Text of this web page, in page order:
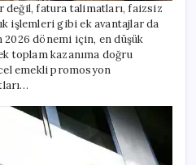
değil, fatura talimatları, faizsiz
işlemleri gibi ek avantajlar da
dönemi için, en düşük
toplam kazanıma doğru
emekli promosyon